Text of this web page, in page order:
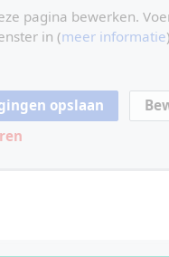
pagina bewerken.
in (meer informatie